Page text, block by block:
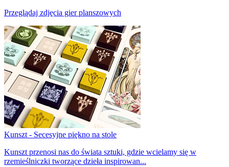
Przeglądaj zdjęcia gier planszowych
Kunszt - Secesyjne piękno na stole
Kunszt przenosi nas do świata sztuki, gdzie wcielamy się w
rzemieślniczki tworzące dzieła inspirowan...